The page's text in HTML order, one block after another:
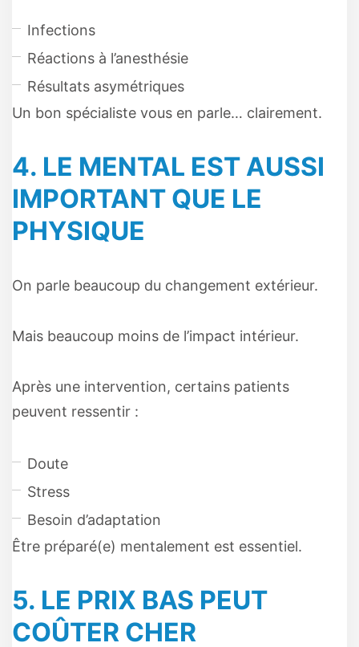
Infections
Réactions à l’anesthésie
Résultats asymétriques
Un bon spécialiste vous en parle… clairement.
4. LE MENTAL EST AUSSI
IMPORTANT QUE LE
PHYSIQUE
On parle beaucoup du changement extérieur.
Mais beaucoup moins de l’impact intérieur.
Après une intervention, certains patients
peuvent ressentir :
Doute
Stress
Besoin d’adaptation
Être préparé(e) mentalement est essentiel.
5. LE PRIX BAS PEUT
COÛTER CHER